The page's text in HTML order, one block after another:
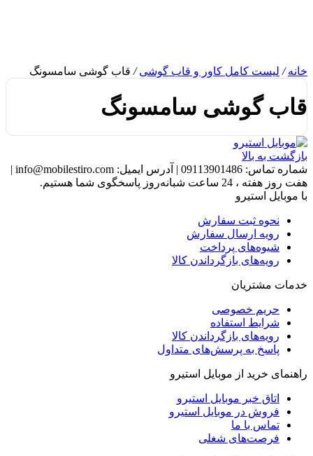
خانه/ لیست کامل کاور و قاب گوشی/ قاب گوشی سامسونگ
قاب گوشی سامسونگ
بازگشت به بالا
شماره تماس: 09113901486
| آدرس ایمیل: info@mobilestiro.com
|
هفت روز هفته ، 24 ساعت شبانه‌روز پاسخگوی شما هستیم.
با موبایل استیرو
نحوه ثبت سفارش
رویه ارسال سفارش
شیوه‌های پرداخت
رویه‌های بازگرداندن کالا
خدمات مشتریان
حریم خصوصی
شرایط استفاده
رویه‌های بازگرداندن کالا
پاسخ به پرسش‌های متداول
راهنمای خرید از موبایل استیرو
اتاق خبر موبایل استیرو
فروش در موبایل استیرو
تماس با ما
فرصت‌های شغلی